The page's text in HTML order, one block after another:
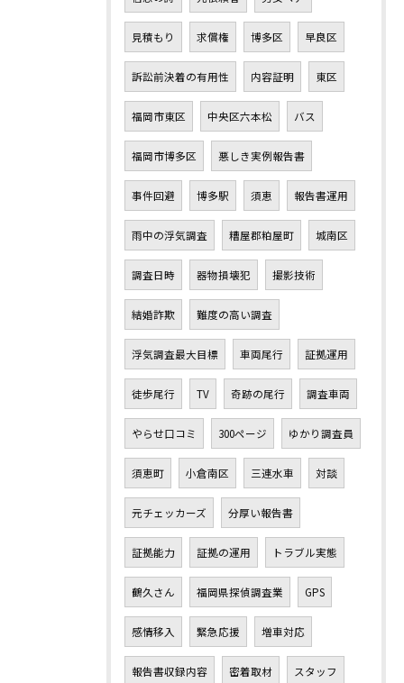
見積もり 求償権 博多区 早良区
訴訟前決着の有用性 内容証明 東区
福岡市東区 中央区六本松 バス
福岡市博多区 悪しき実例報告書
事件回避 博多駅 須恵 報告書運用
雨中の浮気調査 糟屋郡粕屋町 城南区
調査日時 器物損壊犯 撮影技術
結婚詐欺 難度の高い調査
浮気調査最大目標 車両尾行 証拠運用
徒歩尾行 TV 奇跡の尾行 調査車両
やらせ口コミ 300ページ ゆかり調査員
須恵町 小倉南区 三連水車 対談
元チェッカーズ 分厚い報告書
証拠能力 証拠の運用 トラブル実態
鶴久さん 福岡県探偵調査業 GPS
感情移入 緊急応援 増車対応
報告書収録内容 密着取材 スタッフ